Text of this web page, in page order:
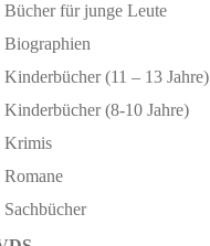
Bücher für junge Leute
Biographien
Kinderbücher (11 – 13 Jahre)
Kinderbücher (8-10 Jahre)
Krimis
Romane
Sachbücher